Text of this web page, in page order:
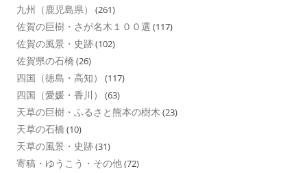
九州（鹿児島県） (261)
佐賀の巨樹・さが名木１００選 (117)
佐賀の風景・史跡(102)
佐賀県の石橋 (26)
四国（徳島・高知） (117)
四国（愛媛・香川） (63)
天草の巨樹・ふるさと熊本の樹木 (23)
天草の石橋 (10)
天草の風景・史跡(31)
寄稿・ゆうこう・その他(72)